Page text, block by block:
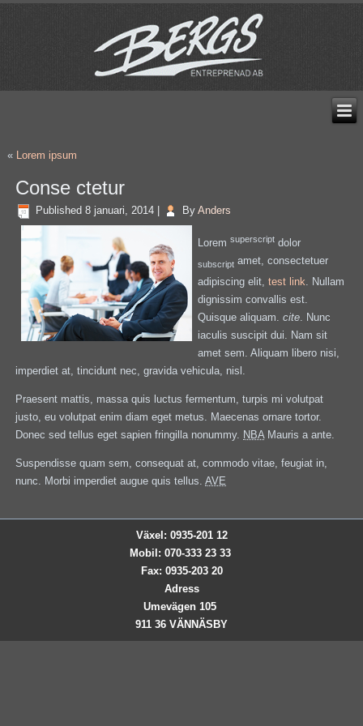
« Lorem ipsum
Conse ctetur
Published 8 januari, 2014 By Anders
Loremsuperscript dolor
subscript amet, consectetuer
adipiscing elit,test link . Nullam
dignissim convallis est.
Quisque aliquam.cite . Nunc
iaculis suscipit dui. Nam sit
amet sem. Aliquam libero nisi,
imperdiet at, tincidunt nec, gravida vehicula, nisl.
Praesent mattis, massa quis luctus fermentum, turpis mi volutpat
justo, eu volutpat enim diam eget metus. Maecenas ornare tortor.
Donec sed tellus eget sapien fringilla nonummy. NBA Mauris a ante.
Suspendisse quam sem, consequat at, commodo vitae, feugiat in,
nunc. Morbi imperdiet augue quis tellus.AVE
Växel: 0935-201 12
Mobil: 070-333 23 33
Fax: 0935-203 20
Adress
Umevägen 105
911 36 VÄNNÄSBY